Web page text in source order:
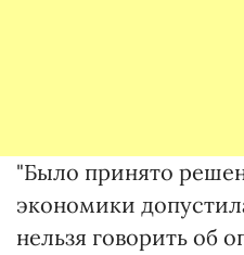
"Было принято
экономики
нельзя говорить об